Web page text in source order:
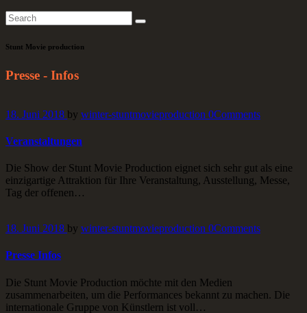
Stunt Movie production
Presse - Infos
18. Juni 2018 by winter-stuntmovieproduction 0Comments
Veranstaltungen
Die Show der Stunt Movie Production eignet sich sehr gut als eine
einzigartige Attraktion für Ihre Veranstaltung, Ausstellung, Messe,
Tag der offenen…
18. Juni 2018 by winter-stuntmovieproduction 0Comments
Presse Infos
Die Stunt Movie Production möchte mit den Medien
zusammenarbeiten, um die Performances bekannt zu machen. Die
internationale Gruppe von Künstlern ist voll…